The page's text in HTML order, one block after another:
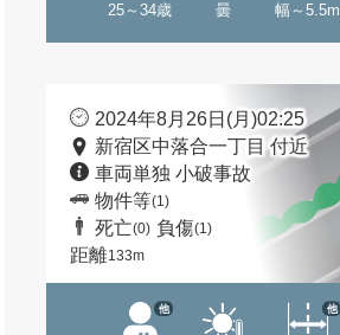
25～34歳 曇 幅～5.5m
2024年8月26日(月)02:25
新宿区中落合一丁目 付近
車両単独 小破事故
物件等(1)
死亡(0) 負傷(1)
距離133m
他 他